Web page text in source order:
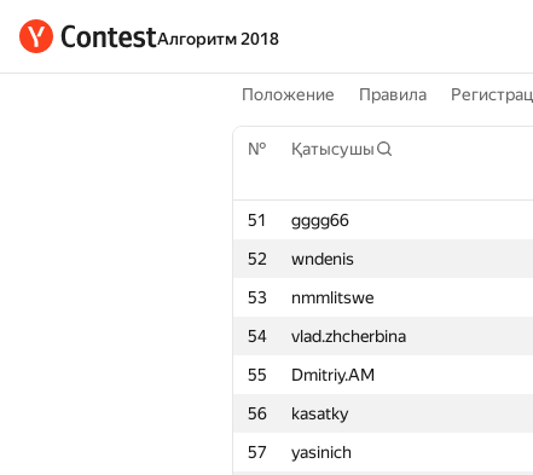
Алгоритм 2018
Положение Правила
№ Қатысушы
51 gggg66
52
wndenis
53
nmmlitswe
54
vlad.zhcherbina
55
Dmitriy.AM
56
kasatky
57
yasinich